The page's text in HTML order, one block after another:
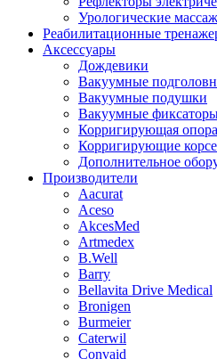
Урологические
Реабилитационные
Аксессуары
Дождевики
Вакуумные
Вакуумные подушки
Вакуумные
Корригирующая опора
Корригирующие
Дополнительное
Производители
Aacurat
Aceso
AkcesMed
Artmedex
B.Well
Barry
Bellavita Drive Medical
Bronigen
Burmeier
Caterwil
Convaid